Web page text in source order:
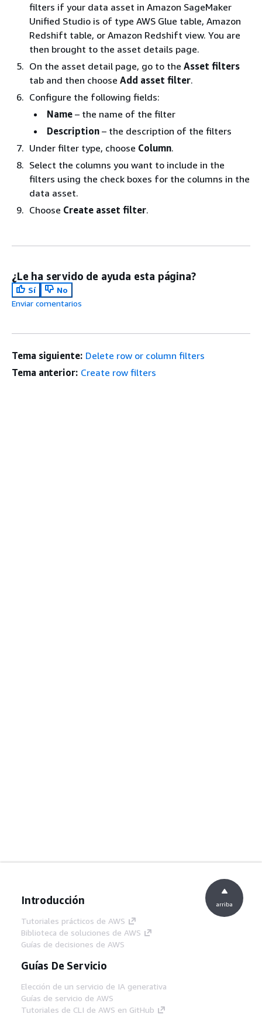
filters if your data asset in Amazon SageMaker
Unified Studio is of type AWS Glue table, Amazon
Redshift table, or Amazon Redshift view. You are
then brought to the asset details page.
On the asset detail page, go to the Asset filters
tab and then choose Add asset filter.
Configure the following fields:
Name – the name of the filter
Description – the description of the filters
Under filter type, choose Column.
Select the columns you want to include in the
filters using the check boxes for the columns in the
data asset.
Choose Create asset filter.
¿Le ha servido de ayuda esta página?
Sí
No
Enviar comentarios
Tema siguiente: Delete row or column filters
Tema anterior: Create row filters
Introducción
Tutoriales prácticos de AWS
Biblioteca de soluciones de AWS
Guías de decisiones de AWS
Guías De Servicio
Elección de un servicio de IA generativa
Guías de servicio de AWS
Tutoriales de CLI de AWS en GitHub
arriba